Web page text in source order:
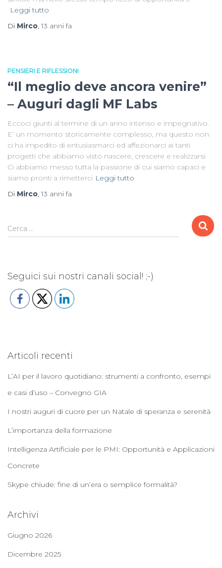
Leggi tutto
Di Mirco,13 annifa
PENSIERI E RIFLESSIONI
“Il meglio deve ancora venire”
– Auguri dagli MF Labs
Eccoci giunti al termine di un anno intenso e impegnativo.
E’ un momento storicamente complesso, ma questo non
ci ha impedito di entusiasmarci ed affezionarci ai tanti
progetti che abbiamo visto nascere, crescere e realizzarsi.
Ci abbiamo messo tutta la passione di cui siamo capaci e
siamo pronti a rimetterci Leggi tutto
Di Mirco,13 annifa
R
i
c
p
Cerca …
Seguici sui nostri canali social! ;-)
Articoli recenti
L’AI per il lavoro quotidiano: strumenti a confronto, esempi
e casi d’uso – Convegno GIA
I nostri auguri di cuore per un Natale di speranza e serenità
L’importanza della formazione
Intelligenza Artificiale per le PMI: Opportunità e Applicazioni
Concrete
Skype chiude: fine di un’era o semplice formalità?
Archivi
Giugno 2026
Dicembre 2025